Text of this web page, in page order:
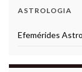
ASTROLOGIA
Efemérides